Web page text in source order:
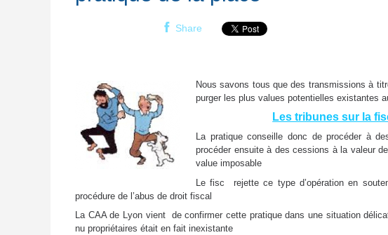
Share
Nous savons tous que des transmissions à
purger les plus values potentielles existantes
Les tribunes sur la
La pratique conseille donc de procéder à
procéder ensuite à des cessions à la valeur
value imposable
Le fisc rejette ce type d’opération en
procédure de l’abus de droit fiscal
La CAA de Lyon vient de confirmer cette pratique dans une situation
nu propriétaires était en fait inexistante